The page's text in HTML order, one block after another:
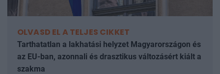
OLVASD EL A TELJES CIKKET
Tarthatatlan a lakhatási helyzet Magyarországon és
az EU-ban, azonnali és drasztikus változásért kiált a
szakma